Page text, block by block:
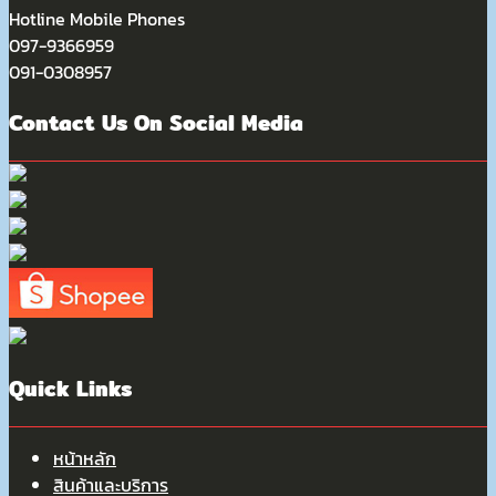
Hotline Mobile Phones
097-9366959
091-0308957
Contact Us On Social Media
Quick Links
หน้าหลัก
สินค้าและบริการ